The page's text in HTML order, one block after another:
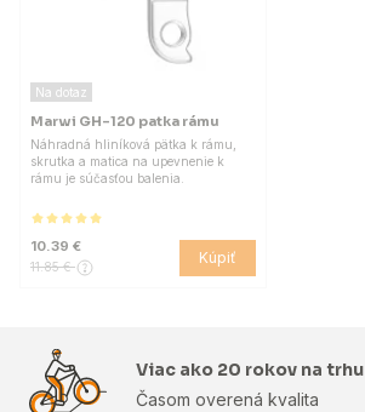
Na dotaz
Marwi GH-120 patka rámu
Náhradná hliníková pätka k rámu,
skrutka a matica na upevnenie k
rámu je súčasťou balenia.
10.39 €
11.85 € Kúpiť
Viac ako 20 rokov na trhu
Časom overená kvalita